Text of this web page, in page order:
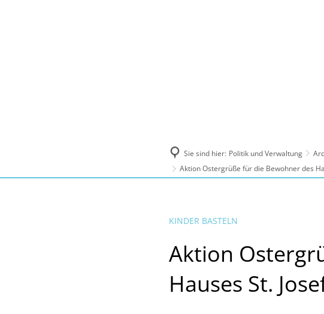
Sie sind hier: Politik und Verwaltung
Aktion Ostergrüße für die Bewohner des
KINDER BASTELN
Aktion
Hauses St.